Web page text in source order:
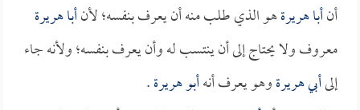
أنأبا هريرةهو الذي طلب منه أن يعرف بنفسه؛ لأنأبا هريرة
معروف ولا يحتاج إلى أن ينتسب له وأن يعرف بنفسه؛ ولأنه جاء
إلىأبي هريرةوهو يعرف أنهأبو هريرة.